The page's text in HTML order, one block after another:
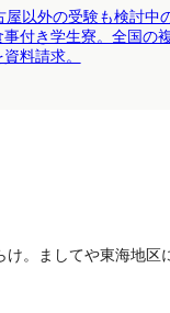
。ましてや東海地